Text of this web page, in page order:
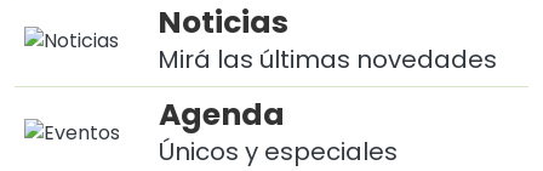
Noticias
Mirá las últimas novedades
Agenda
Únicos y especiales